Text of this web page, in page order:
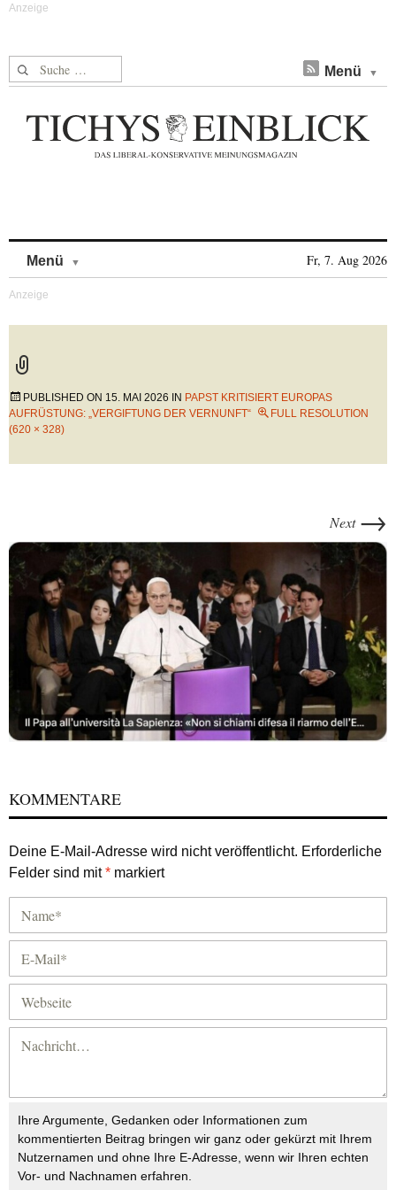
Suche nach: Menü
Menü Fr, 7. Aug 2026
PUBLISHED ON 15. MAI 2026 IN PAPST KRITISIERT EUROPAS
AUFRÜSTUNG: „VERGIFTUNG DER VERNUNFT“
FULL RESOLUTION
(620 × 328)
Next →
KOMMENTARE
Deine E-Mail-Adresse wird nicht veröffentlicht. Erforderliche
Felder sind mit* markiert
Ihre Argumente, Gedanken oder Informationen zum
kommentierten Beitrag bringen wir ganz oder gekürzt mit Ihrem
Nutzernamen und ohne Ihre E-Adresse, wenn wir Ihren echten
Vor- und Nachnamen erfahren.